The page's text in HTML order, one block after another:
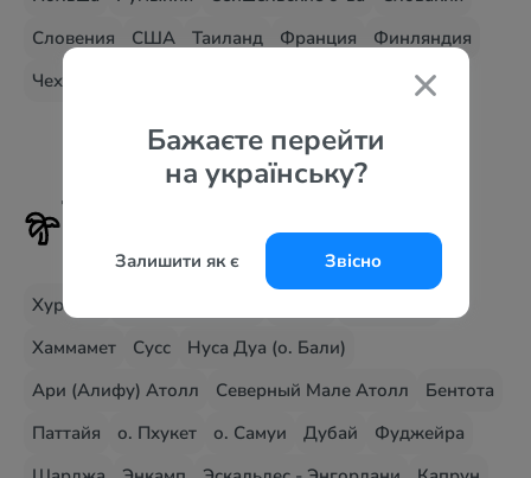
Бажаєте перейти
на українську?
Залишити як є Звісно
Словения
США Таиланд Франция
Финляндия
Чехия
Туры на самые популярные
курорты
Хургада
Хаммамет
Сусс
Нуса Дуа (о. Бали)
Ари (Алифу) Атолл
Северный Мале Атолл
Бентота
Паттайя
о. Пхукет о. Самуи Дубай
Фуджейра